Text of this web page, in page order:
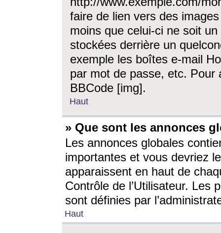
faire de lien vers des
moins que celui-ci ne soit
stockées derrière un
exemple les boîtes e-mail
par mot de passe, etc. Pour
BBCode [img].
Haut
» Que sont les annonces
Les annonces globales
importantes et vous devriez
apparaissent en haut de
Contrôle de l’Utilisateur. Les
sont définies par
Haut